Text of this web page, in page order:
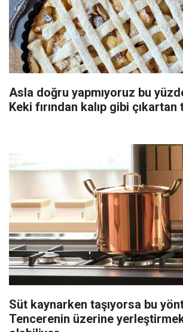
Asla doğru yapmıyoruz bu
Keki fırından kalıp gibi çıkartan
Süt kaynarken taşıyorsa bu
Tencerenin üzerine